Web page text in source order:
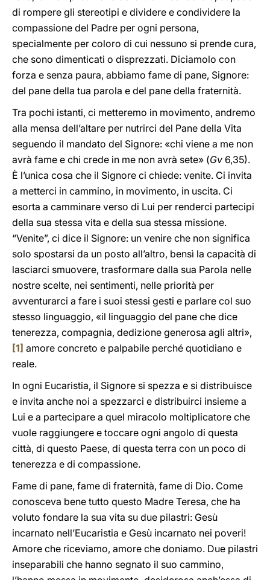
di rompere gli stereotipi e dividere e condividere la
compassione del Padre per ogni persona,
specialmente per coloro di cui nessuno si prende cura,
che sono dimenticati o disprezzati. Diciamolo con
forza e senza paura, abbiamo fame di pane, Signore:
del pane della tua parola e del pane della fraternità.
Tra pochi istanti, ci metteremo in movimento, andremo
alla mensa dell’altare per nutrirci del Pane della Vita
seguendo il mandato del Signore: «chi viene a me non
avrà fame e chi crede in me non avrà sete» (Gv 6,35).
È l’unica cosa che il Signore ci chiede: venite. Ci invita
a metterci in cammino, in movimento, in uscita. Ci
esorta a camminare verso di Lui per renderci partecipi
della sua stessa vita e della sua stessa missione.
“Venite”, ci dice il Signore: un venire che non significa
solo spostarsi da un posto all’altro, bensì la capacità di
lasciarci smuovere, trasformare dalla sua Parola nelle
nostre scelte, nei sentimenti, nelle priorità per
avventurarci a fare i suoi stessi gesti e parlare col suo
stesso linguaggio, «il linguaggio del pane che dice
tenerezza, compagnia, dedizione generosa agli altri»,
[1] amore concreto e palpabile perché quotidiano e
reale.
In ogni Eucaristia, il Signore si spezza e si distribuisce
e invita anche noi a spezzarci e distribuirci insieme a
Lui e a partecipare a quel miracolo moltiplicatore che
vuole raggiungere e toccare ogni angolo di questa
città, di questo Paese, di questa terra con un poco di
tenerezza e di compassione.
Fame di pane, fame di fraternità, fame di Dio. Come
conosceva bene tutto questo Madre Teresa, che ha
voluto fondare la sua vita su due pilastri: Gesù
incarnato nell’Eucaristia e Gesù incarnato nei poveri!
Amore che riceviamo, amore che doniamo. Due pilastri
inseparabili che hanno segnato il suo cammino,